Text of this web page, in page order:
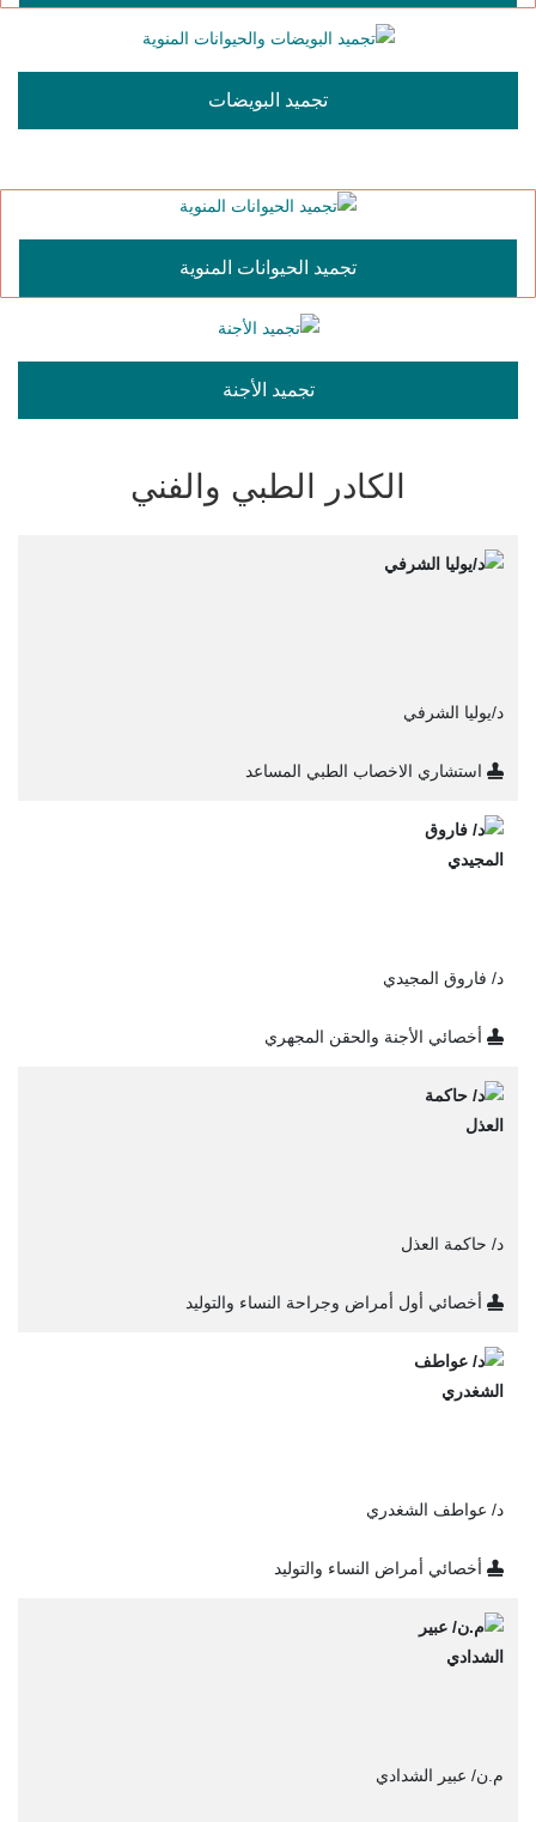
تجميد البويضات
تجميد الحيوانات المنوية
تجميد الأجنة
الكادر الطبي والفني
د/يوليا الشرفي
استشاري الاخصاب الطبي المساعد
د/ فاروق المجيدي
أخصائي الأجنة والحقن المجهري
د/ حاكمة العذل
أخصائي أول أمراض وجراحة النساء والتوليد
د/ عواطف الشغدري
أخصائي أمراض النساء والتوليد
م.ن/ عبير الشدادي